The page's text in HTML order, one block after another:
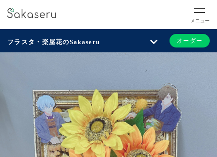
メニュー
フラスタ・楽屋花のSakaseru オーダー